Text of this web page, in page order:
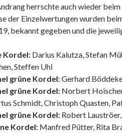
herrschte auch wieder
der Einzelwertungen wurden
bekannt gegeben und die
Kordel: Darius Kalutza, Stefan
Steffen Uhl
grüne Kordel:Gerhard
grüne Kordel: Norbert
Schmidt, Christoph Quasten,
grüne Kordel: Robert
Kordel: Manfred Pütter, Rita